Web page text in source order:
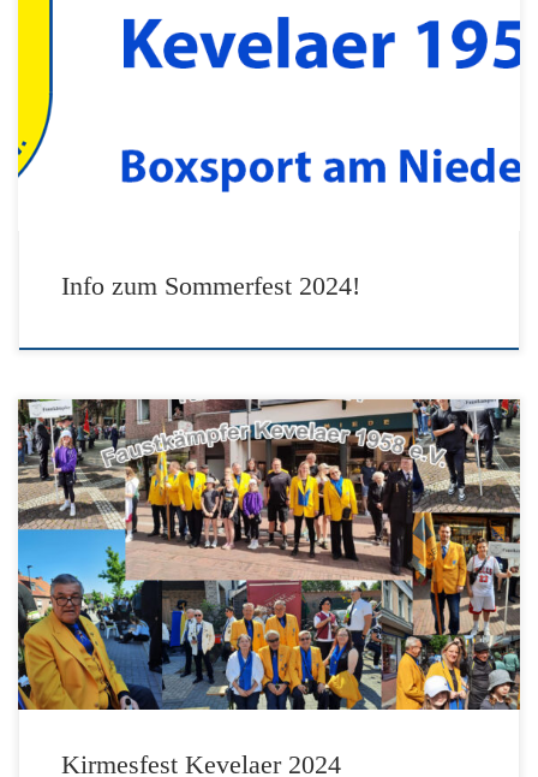
Am Sonntag den 23.06.2024 findet unser jährliches Sommerfest
statt. Wir treffen uns um 14.00 Uhr, mit verkehrstüchtigem
Fahrrad, vor unserem Vereinslokal Alte Wember Str.! Dann
geht’s nach Twisteden zum Minigolfturnier. Für Essen und
Trinken ist gesorgt. Ab sofort werden Anmeldungen
entgegengenommen. Wir freuen uns auf Euch, Euer Vorstand
Info zum Sommerfest 2024!
Hallo zusammen beim Kirmesfest in Kevelaer mit den
Faustkämpfern! Das Wetter hat es gut gemeint und somit konnte
an einem so sonnigen Tag nichts schief laufen. Wir hatten alle
viel Spaß und freuen und auf die Dinge die da kommen. Hier
haben wir noch einen kleine Diashow mit Bildern vom […]
Kirmesfest Kevelaer 2024